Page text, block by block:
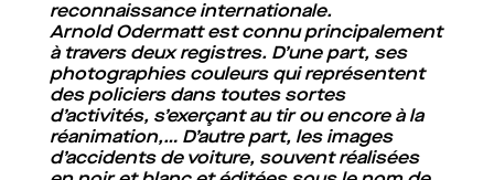
reconnaissance internationale.
Arnold Odermatt est connu principalement
à travers deux registres. D’une part, ses
photographies couleurs qui représentent
des policiers dans toutes sortes
d’activités, s’exerçant au tir ou encore à la
réanimation,… D’autre part, les images
d’accidents de voiture, souvent réalisées